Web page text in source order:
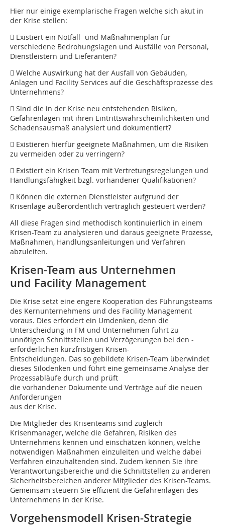
Hier nur einige exemplarische Fragen welche sich akut in
der Krise stellen:
 Existiert ein Notfall- und Maßnahmenplan für
verschiedene Bedrohungslagen und Ausfälle von Personal,
Dienstleistern und Lieferanten?
 Welche Auswirkung hat der Ausfall von Gebäuden,
Anlagen und Facility Services auf die Geschäftsprozesse des
Unternehmens?
 Sind die in der Krise neu entstehenden Risiken,
Gefahrenlagen mit ihren Eintrittswahrscheinlichkeiten und
Schadensausmaß analysiert und dokumentiert?
 Existieren hierfür geeignete Maßnahmen, um die Risiken
zu vermeiden oder zu verringern?
 Existiert ein Krisen Team mit Ver­tretungsregelungen und
Handlungsfähigkeit bzgl. vorhandener Qualifi­kationen?
 Können die externen Dienstleister aufgrund der
Krisenlage außerordentlich vertraglich gesteuert werden?
All diese Fragen sind methodisch kontinuierlich in einem
Krisen-Team zu analysieren und daraus geeignete Prozesse,
Maßnahmen, Handlungsanleitungen und Verfahren
abzuleiten.
Krisen-Team aus Unternehmen
und Facility Management
Die Krise setzt eine engere Kooperation des Führungsteams
des Kernunternehmens und des Facility Management
voraus. Dies erfordert ein Umdenken, denn die
Unterscheidung in FM und Unternehmen führt zu
unnötigen Schnitt­stellen und Verzögerungen bei den ­
erforderlichen kurzfristigen Krisen-
Entscheidungen. Das so gebildete Krisen-Team überwindet
dieses Silodenken und führt eine gemeinsame Analyse der
Prozessabläufe durch und prüft
die vorhandener Dokumente und Verträge auf die neuen
Anforderungen
aus der Krise.
Die Mitglieder des Krisenteams sind zugleich
Krisenmanager, welche die Gefahren, Risiken des
Unternehmens kennen und einschätzen können, welche
notwendigen Maßnahmen einzuleiten und welche dabei
Verfahren einzuhaltenden sind. Zudem kennen Sie ihre
Verantwortungsbereiche und die Schnittstellen zu anderen
Sicherheitsbereichen anderer Mitglieder des Krisen-Teams.
Gemeinsam steuern Sie effizient die Gefahrenlagen des
Unternehmens in der Krise.
Vorgehensmodell Krisen-Strategie